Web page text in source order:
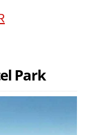
Park